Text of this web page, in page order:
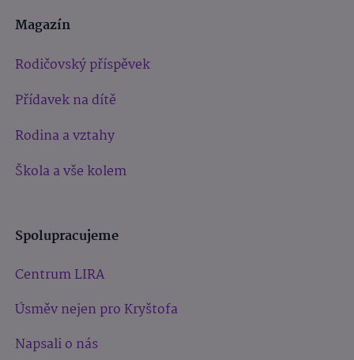
Magazín
Rodičovský příspěvek
Přídavek na dítě
Rodina a vztahy
Škola a vše kolem
Spolupracujeme
Centrum LIRA
Úsměv nejen pro Kryštofa
Napsali o nás